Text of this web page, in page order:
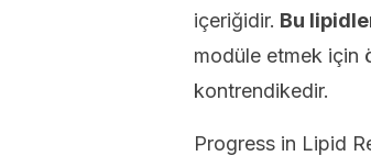
içeriğidir. Bu
modüle etmek için
kontrendikedir.
Progress in Lipid